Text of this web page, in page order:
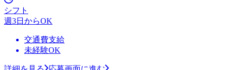
シフト
週3日からOK
交通費支給
未経験OK